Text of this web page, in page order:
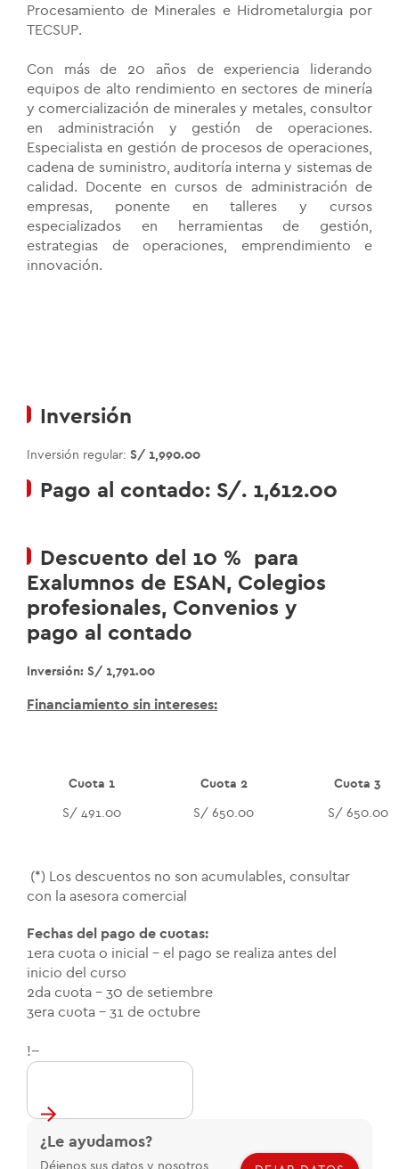
Procesamiento de Minerales e Hidrometalurgia por
TECSUP.
Con más de 20 años de experiencia liderando
equipos de alto rendimiento en sectores de minería
y comercialización de minerales y metales, consultor
en administración y gestión de operaciones.
Especialista en gestión de procesos de operaciones,
cadena de suministro, auditoría interna y sistemas de
calidad. Docente en cursos de administración de
empresas, ponente en talleres y cursos
especializados en herramientas de gestión,
estrategias de operaciones, emprendimiento e
innovación.
Inversión
Inversión regular: S/ 1,990.00
Pago al contado: S/. 1,612.00
Descuento del 10 % para
Exalumnos de ESAN, Colegios
profesionales, Convenios y
pago al contado
Inversión: S/ 1,791.00
Financiamiento sin intereses:
Cuota 1 Cuota 2 Cuota 3
S/ 491.00 S/ 650.00 S/ 650.00
(*) Los descuentos no son acumulables, consultar
con la asesora comercial
Fechas del pago de cuotas:
1era cuota o inicial - el pago se realiza antes del
inicio del curso
2da cuota - 30 de setiembre
3era cuota - 31 de octubre
!--
¿Le ayudamos?